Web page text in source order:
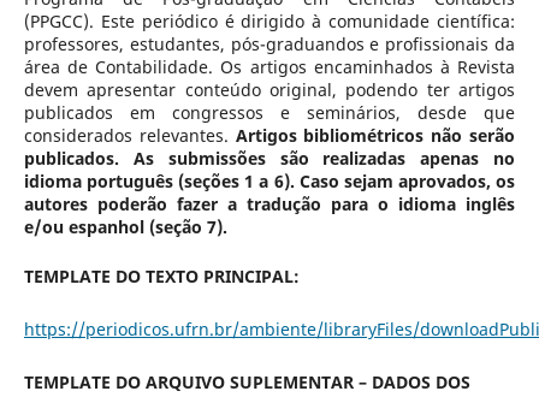
(PPGCC). Este periódico é dirigido à comunidade científica:
professores, estudantes, pós-graduandos e profissionais da
área de Contabilidade. Os artigos encaminhados à Revista
devem apresentar conteúdo original, podendo ter artigos
publicados em congressos e seminários, desde que
considerados relevantes. Artigos bibliométricos não serão
publicados. As submissões são realizadas apenas no
idioma português (seções 1 a 6). Caso sejam aprovados, os
autores poderão fazer a tradução para o idioma inglês
e/ou espanhol (seção 7).
TEMPLATE DO TEXTO PRINCIPAL:
https://periodicos.ufrn.br/ambiente/libraryFiles/
TEMPLATE DO ARQUIVO SUPLEMENTAR – DADOS DOS